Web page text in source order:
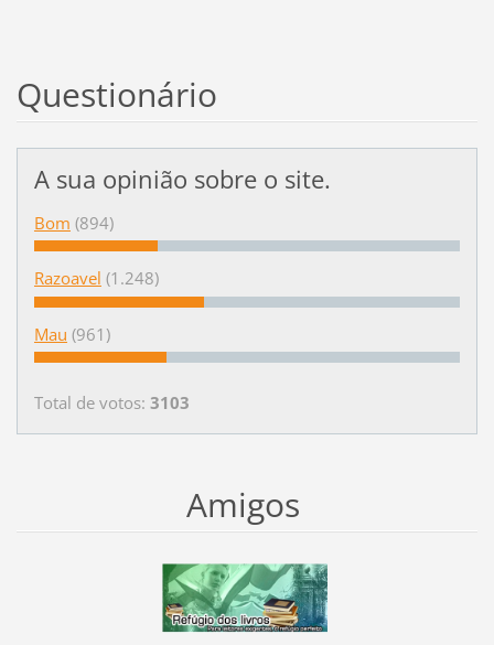
Questionário
A sua opinião sobre o site.
Bom (894)
Razoavel (1.248)
Mau (961)
Total de votos: 3103
Amigos